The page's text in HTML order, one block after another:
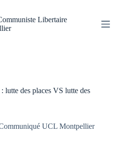
Libertaire
lutte des places VS lutte des
UCL Montpellier